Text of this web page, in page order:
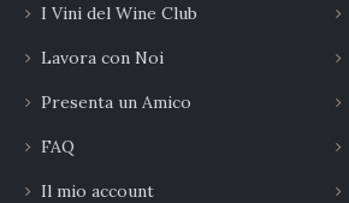
I Vini del Wine Club
Lavora con Noi
Presenta un Amico
FAQ
Il mio account